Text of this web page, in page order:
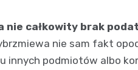
nie całkowity brak
nie sam fakt
innych podmiotów albo